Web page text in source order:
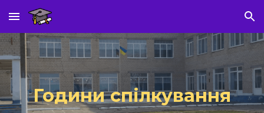
Skip to main content Skip to navigation
Години спілкування